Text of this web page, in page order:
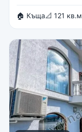
🏠 Къща📐 121 кв.м